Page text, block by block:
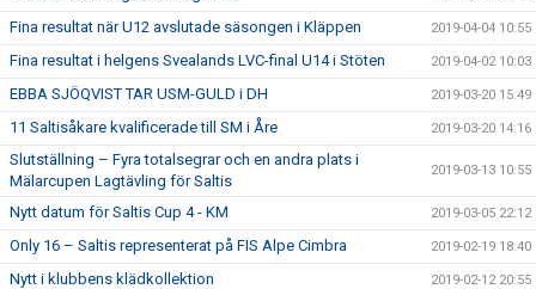
Fina resultat när U12 avslutade säsongen i Kläppen 2019-04-04 10:55
Fina resultat i helgens Svealands LVC-final U14 i Stöten 2019-04-02 10:03
EBBA SJÖQVIST TAR USM-GULD i DH 2019-03-20 15:49
11 Saltisåkare kvalificerade till SM i Åre 2019-03-20 14:16
Slutställning – Fyra totalsegrar och en andra plats i
Mälarcupen Lagtävling för Saltis
2019-03-13 10:55
Nytt datum för Saltis Cup 4 - KM 2019-03-05 22:12
Only 16 – Saltis representerat på FIS Alpe Cimbra 2019-02-19 18:40
Nytt i klubbens klädkollektion 2019-02-12 20:55